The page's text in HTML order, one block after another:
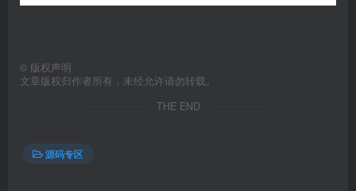
© 版权声明
文章版权归作者所有，未经允许请勿转载。
THE END
源码专区